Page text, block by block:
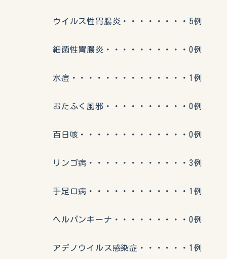
ウイルス性胃腸炎・・・・・・・・5例
細菌性胃腸炎・・・・・・・・・・0例
水痘・・・・・・・・・・・・・・1例
おたふく風邪・・・・・・・・・・0例
百日咳・・・・・・・・・・・・・0例
リンゴ病・・・・・・・・・・・・3例
手足口病・・・・・・・・・・・・1例
ヘルパンギーナ・・・・・・・・・0例
アデノウイルス感染症・・・・・・1例